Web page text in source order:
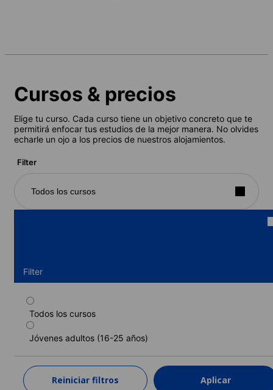
Cursos & precios
Elige tu curso. Cada curso tiene un objetivo concreto que te
permitirá enfocar tus estudios de la mejor manera. No olvides
echarle un ojo a los precios de nuestros alojamientos.
Filter
Todos los cursos
Filter
Todos los cursos
Jóvenes adultos (16-25 años)
Reiniciar filtros Aplicar
Jóvenes adultos - Programa estándar
(Casa de familia) (16-20 años)
2 semanasdesde